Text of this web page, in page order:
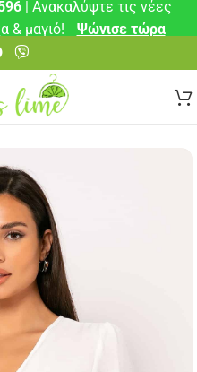
| Ανακαλύψτε τις νέες
& μαγιό!
Ψώνισε τώρα